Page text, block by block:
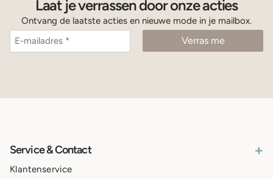
Laat je verrassen door onze acties
Ontvang de laatste acties en nieuwe mode in je mailbox.
Service & Contact +
Klantenservice